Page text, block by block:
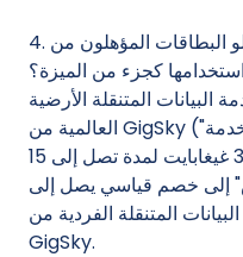
4. ما هي الخدمات التي سيتمكن حاملو البطاقات المؤهلون من
استخدامها كجزء من الميزة؟
المتنقلة الأرضية
العالمية من GigSky ("الخدمة"). يشمل الوصول المجاني: - 1
غيغابايت لمدة تصل إلى 15 يومًا أو 3 غيغابايت لمدة تصل إلى 15
إلى خصم قياسي يصل إلى
المتنقلة الفردية من
GigSky.